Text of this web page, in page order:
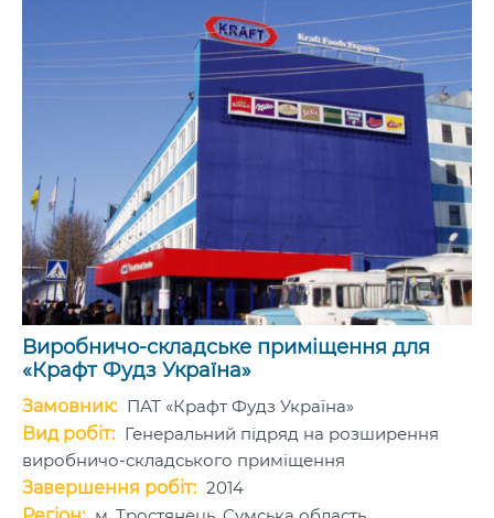
Виробничо-складське приміщення для
«Крафт Фудз Україна»
Замовник: ПАТ «Крафт Фудз Україна»
Вид робіт: Генеральний підряд на розширення
виробничо-складського приміщення
Завершення робіт: 2014